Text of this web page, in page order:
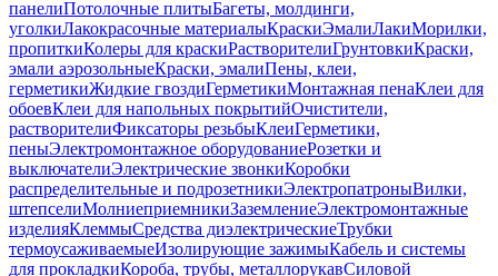
панелиПотолочные плитыБагеты, молдинги,
уголкиЛакокрасочные материалыКраскиЭмалиЛакиМорилки,
пропиткиКолеры для краскиРастворителиГрунтовкиКраски,
эмали аэрозольныеКраски, эмалиПены, клеи,
герметикиЖидкие гвоздиГерметикиМонтажная пенаКлеи для
обоевКлеи для напольных покрытийОчистители,
растворителиФиксаторы резьбыКлеиГерметики,
пеныЭлектромонтажное оборудованиеРозетки и
выключателиЭлектрические звонкиКоробки
распределительные и подрозетникиЭлектропатроныВилки,
штепселиМолниеприемникиЗаземлениеЭлектромонтажные
изделияКлеммыСредства диэлектрическиеТрубки
термоусаживаемыеИзолирующие зажимыКабель и системы
для прокладкиКороба, трубы, металлорукавСиловой